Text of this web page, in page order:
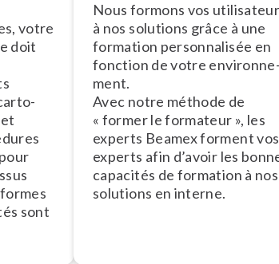
votre
doit
sont
Nous formons vos
à nos solutions grâce à une
formation per­son­na­li­sée en
fonction de votre en­vi­ron­ne­
ment.
Avec notre méthode de
« former le formateur », les
experts Beamex forment vos
experts afin d’avoir les
capacités de formation à nos
solutions en interne.